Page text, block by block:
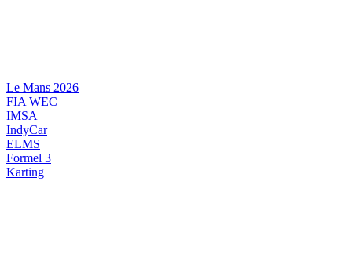
Le Mans 2026
FIA WEC
IMSA
IndyCar
ELMS
Formel 3
Karting